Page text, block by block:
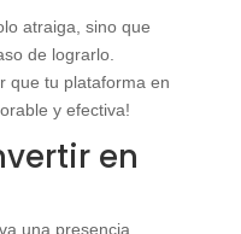
atraiga, sino que
de lograrlo.
que tu plataforma en
y efectiva!
en
una presencia